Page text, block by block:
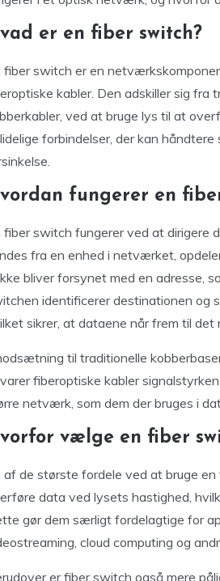
er en fiber switch?
fiber switch er en
kabler. Den adskiller sig
ved at bruge lys til at
forbindelser, der kan
fungerer en
fiber switch fungerer ved at dirigere
fra en enhed i netværket,
bliver forsynet med en adresse,
identificerer destinationen og
sikrer, at dataene når frem til
til traditionelle
fiberoptiske kabler
netværk, som dem der bruges i
vælge en fiber
af de største fordele ved at bruge
data ved lysets hastighed,
gør dem særligt fordelagtige for
cloud computing og
er fiber switch også mere